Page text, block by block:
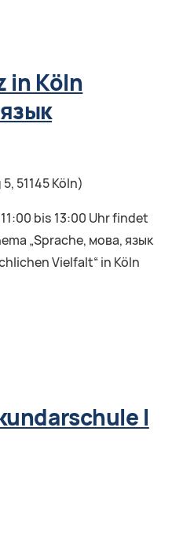
in Köln
51145 Köln)
bis 13:00 Uhr findet
„Sprache, мова, язык
Vielfalt“ in Köln
I